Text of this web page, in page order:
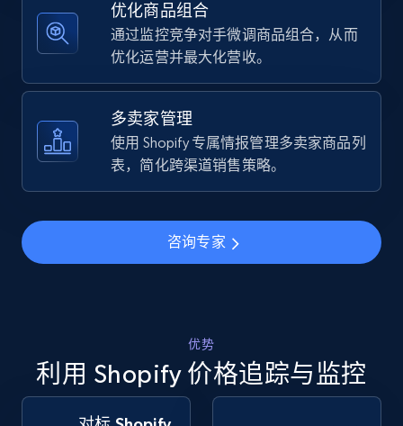
5.6K+ 874+ 立即开始
Walmart - products - Find new products by
using specific category URL
URL, Final price, Sku, Currency, Gtin,
Specifications, Image urls, Top reviews, and
5.6K+ 874+ 立即开始
Walmart - products - Collects products by
specific keywords
URL, Final price, Sku, Currency, Gtin,
Specifications, Image urls, Top reviews, and
优化商品组合
通过监控竞争对手微调商品组合，从而
优化运营并最大化营收。
多卖家管理
使用 Shopify 专属情报管理多卖家商品列
表，简化跨渠道销售策略。
咨询专家
优势
利用 Shopify 价格追踪与监控